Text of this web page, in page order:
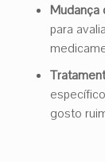
Mudança
para
gosto